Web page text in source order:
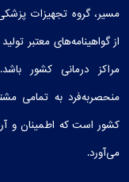
مسیر، گروه تجهیزات
از گواهینامه‌های معتبر
مراکز درمانی کشور
منحصربه‌فرد به تمامی
کشور است که اطمینان و
می‌آورد.